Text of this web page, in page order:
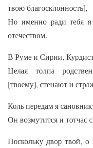
твою благосклонность],
Но именно ради тебя
отечеством.
В Руме и Сирии,
Целая толпа
[твоему], стенают и
Коль передам я
Он возмутится и тотчас
Поскольку двор твой,